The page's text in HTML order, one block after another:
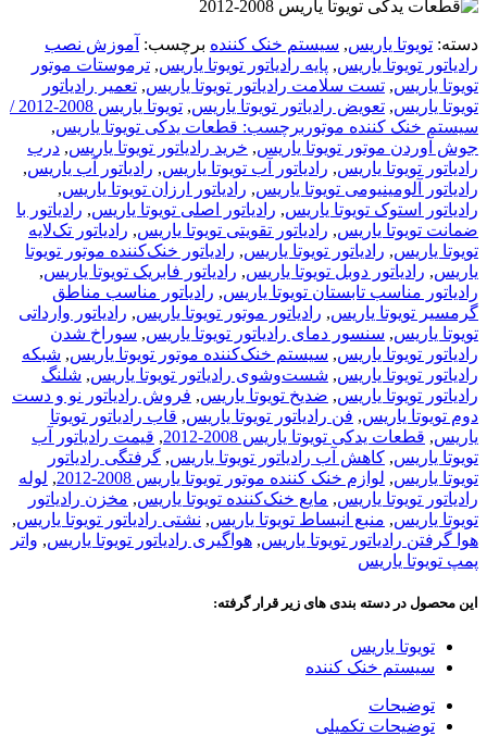
دسته: تویوتا یاریس, سیستم خنک کننده برچسب: آموزش نصب
رادیاتور تویوتا یاریس, پایه رادیاتور تویوتا یاریس, ترموستات موتور
تویوتا یاریس, تست سلامت رادیاتور تویوتا یاریس, تعمیر رادیاتور
تویوتا یاریس, تعویض رادیاتور تویوتا یاریس,
تویوتا یاریس 2008-2012 /
سیستم خنک کننده موتوربرچسب: قطعات یدکی تویوتا یاریس,
جوش آوردن موتور تویوتا یاریس, خرید رادیاتور تویوتا یاریس, درب
رادیاتور تویوتا یاریس, رادیاتور آب تویوتا یاریس, رادیاتور آب یاریس,
رادیاتور آلومینیومی تویوتا یاریس, رادیاتور ارزان تویوتا یاریس,
رادیاتور استوک تویوتا یاریس, رادیاتور اصلی تویوتا یاریس, رادیاتور با
ضمانت تویوتا یاریس, رادیاتور تقویتی تویوتا یاریس, رادیاتور تک‌لایه
تویوتا یاریس, رادیاتور تویوتا یاریس, رادیاتور خنک‌کننده موتور تویوتا
یاریس, رادیاتور دوبل تویوتا یاریس, رادیاتور فابریک تویوتا یاریس,
رادیاتور مناسب تابستان تویوتا یاریس, رادیاتور مناسب مناطق
گرمسیر تویوتا یاریس, رادیاتور موتور تویوتا یاریس, رادیاتور وارداتی
تویوتا یاریس, سنسور دمای رادیاتور تویوتا یاریس, سوراخ شدن
رادیاتور تویوتا یاریس, سیستم خنک‌کننده موتور تویوتا یاریس, شبکه
رادیاتور تویوتا یاریس, شست‌وشوی رادیاتور تویوتا یاریس, شلنگ
رادیاتور تویوتا یاریس, ضدیخ تویوتا یاریس, فروش رادیاتور نو و دست
دوم تویوتا یاریس, فن رادیاتور تویوتا یاریس, قاب رادیاتور تویوتا
یاریس, قطعات یدکی تویوتا یاریس 2008-2012 , قیمت رادیاتور آب
تویوتا یاریس, کاهش آب رادیاتور تویوتا یاریس, گرفتگی رادیاتور
تویوتا یاریس, لوازم خنک کننده موتور تویوتا یاریس 2008-2012 , لوله
رادیاتور تویوتا یاریس, مایع خنک‌کننده تویوتا یاریس, مخزن رادیاتور
تویوتا یاریس, منبع انبساط تویوتا یاریس, نشتی رادیاتور تویوتا یاریس,
هوا گرفتن رادیاتور تویوتا یاریس, هواگیری رادیاتور تویوتا یاریس, واتر
پمپ تویوتا یاریس
این محصول در دسته بندی های زیر قرار گرفته:
تویوتا یاریس
سیستم خنک کننده
توضیحات
توضیحات تکمیلی